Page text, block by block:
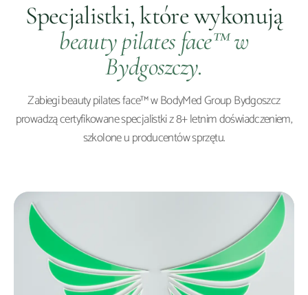
Specjalistki, które wykonują
beauty pilates face™w
Bydgoszczy.
Zabiegibeauty pilates face™w BodyMed GroupBydgoszcz
prowadzą certyfikowane specjalistki z 8+ letnim doświadczeniem,
szkolone u producentów sprzętu.